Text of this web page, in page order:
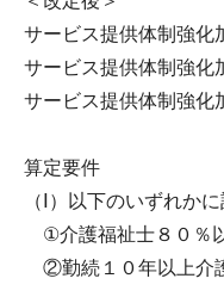
サービス提供体制強化
サービス提供体制強化
サービス提供体制強化
算定要件
（Ⅰ）以下のいずれか
①介護福祉士８０％
②勤続１０年以上介